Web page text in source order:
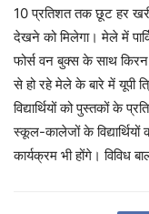
10 प्रतिशत तक छूट हर
देखने को मिलेगा। मेले में
फोर्स वन बुक्स के साथ
से हो रहे मेले के बारे में यूपी
विद्यार्थियों को पुस्तकों
स्कूल-कालेजों के
कार्यक्रम भी होंगे। विविध